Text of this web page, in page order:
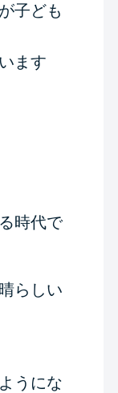
子ども
ます
時代で
らしい
うにな